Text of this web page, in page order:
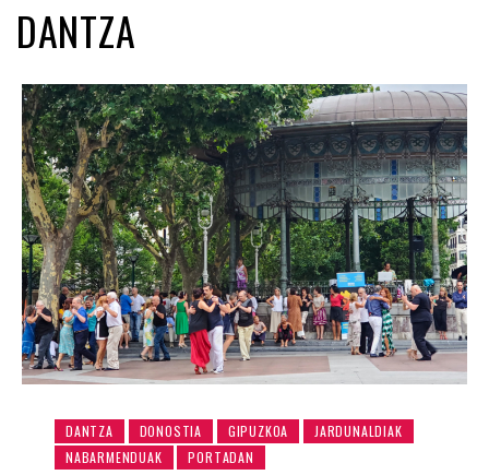
DANTZA
DANTZA DONOSTIA GIPUZKOA
JARDUNALDIAK
NABARMENDUAK
PORTADAN